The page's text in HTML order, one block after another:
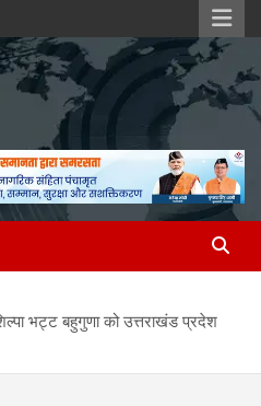
भट्ट बहुगुणा को उत्तराखंड प्रदेश